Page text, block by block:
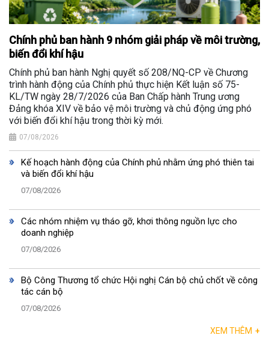
Chính phủ ban hành 9 nhóm giải pháp về môi trường,
biến đổi khí hậu
Chính phủ ban hành Nghị quyết số 208/NQ-CP về Chương
trình hành động của Chính phủ thực hiện Kết luận số 75-
KL/TW ngày 28/7/2026 của Ban Chấp hành Trung ương
Đảng khóa XIV về bảo vệ môi trường và chủ động ứng phó
với biến đổi khí hậu trong thời kỳ mới.
07/08/2026
Kế hoạch hành động của Chính phủ nhằm ứng phó thiên tai
và biến đổi khí hậu
07/08/2026
Các nhóm nhiệm vụ tháo gỡ, khơi thông nguồn lực cho
doanh nghiệp
07/08/2026
Bộ Công Thương tổ chức Hội nghị Cán bộ chủ chốt về công
tác cán bộ
07/08/2026
XEM THÊM +